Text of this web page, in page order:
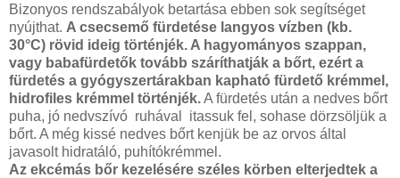
Bizonyos rendszabályok betartása ebben sok segítséget
nyújthat. A csecsemő fürdetése langyos vízben (kb.
30°C) rövid ideig történjék. A hagyományos szappan,
vagy babafürdetők tovább száríthatják a bőrt, ezért a
fürdetés a gyógyszertárakban kapható fürdető krémmel,
hidrofiles krémmel történjék.A fürdetés után a nedves bőrt
puha, jó nedvszívó ruhával itassuk fel, sohase dörzsöljük a
bőrt. A még kissé nedves bőrt kenjük be az orvos által
javasolt hidratáló, puhítókrémmel.
Az ekcémás bőr kezelésére széles körben elterjedtek a